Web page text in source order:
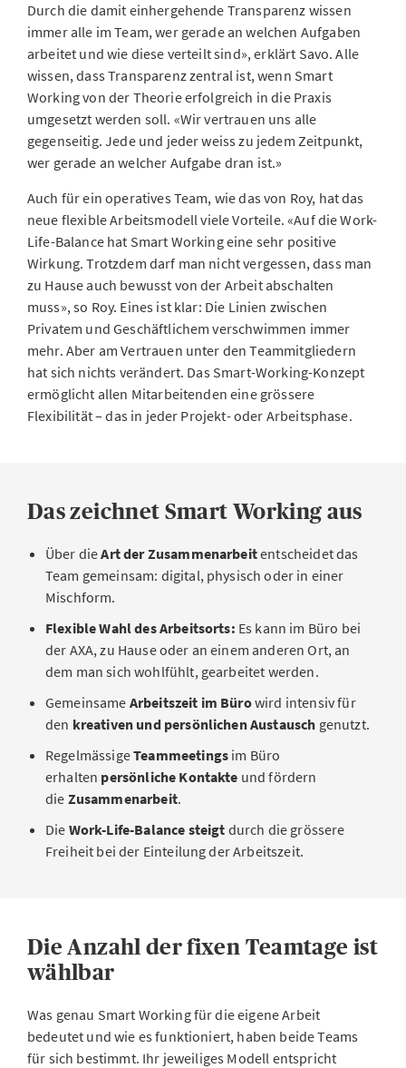
Durch die damit einhergehende Transparenz wissen
immer alle im Team, wer gerade an welchen Aufgaben
arbeitet und wie diese verteilt sind», erklärt Savo. Alle
wissen, dass Transparenz zentral ist, wenn Smart
Working von der Theorie erfolgreich in die Praxis
umgesetzt werden soll. «Wir vertrauen uns alle
gegenseitig. Jede und jeder weiss zu jedem Zeitpunkt,
wer gerade an welcher Aufgabe dran ist.»
Auch für ein operatives Team, wie das von Roy, hat das
neue flexible Arbeitsmodell viele Vorteile. «Auf die Work-
Life-Balance hat Smart Working eine sehr positive
Wirkung. Trotzdem darf man nicht vergessen, dass man
zu Hause auch bewusst von der Arbeit abschalten
muss», so Roy. Eines ist klar: Die Linien zwischen
Privatem und Geschäftlichem verschwimmen immer
mehr. Aber am Vertrauen unter den Teammitgliedern
hat sich nichts verändert. Das Smart-Working-Konzept
ermöglicht allen Mitarbeitenden eine grössere
Flexibilität – das in jeder Projekt- oder Arbeitsphase.
Das zeichnet Smart Working aus
Über dieArt der Zusammenarbeitentscheidet das
Team gemeinsam: digital, physisch oder in einer
Mischform.
Flexible Wahl des Arbeitsorts: Es kann im Büro bei
der AXA, zu Hause oder an einem anderen Ort, an
dem man sich wohlfühlt, gearbeitet werden.
Gemeinsame Arbeitszeit im Bürowird intensiv für
den kreativen und persönlichen Austausch genutzt.
RegelmässigeTeammeetings im Büro
erhalten persönliche Kontakte und fördern
die Zusammenarbeit.
Die Work-Life-Balance steigt durch die grössere
Freiheit bei der Einteilung der Arbeitszeit.
Die Anzahl der fixen Teamtage ist
wählbar
Was genau Smart Working für die eigene Arbeit
bedeutet und wie es funktioniert, haben beide Teams
für sich bestimmt. Ihr jeweiliges Modell entspricht